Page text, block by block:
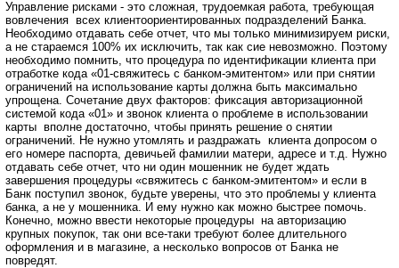
Управление рисками - это сложная, трудоемкая работа, требующая
вовлечения всех клиентоориентированных подразделений Банка.
Необходимо отдавать себе отчет, что мы только минимизируем риски,
а не стараемся 100% их исключить, так как сие невозможно. Поэтому
необходимо помнить, что процедура по идентификации клиента при
отработке кода «01-свяжитесь с банком-эмитентом» или при снятии
ограничений на использование карты должна быть максимально
упрощена. Сочетание двух факторов: фиксация авторизационной
системой кода «01» и звонок клиента о проблеме в использовании
карты вполне достаточно, чтобы принять решение о снятии
ограничений. Не нужно утомлять и раздражать клиента допросом о
его номере паспорта, девичьей фамилии матери, адресе и т.д. Нужно
отдавать себе отчет, что ни один мошенник не будет ждать
завершения процедуры «свяжитесь с банком-эмитентом» и если в
Банк поступил звонок, будьте уверены, что это проблемы у клиента
банка, а не у мошенника. И ему нужно как можно быстрее помочь.
Конечно, можно ввести некоторые процедуры на авторизацию
крупных покупок, так они все-таки требуют более длительного
оформления и в магазине, а несколько вопросов от Банка не
повредят.